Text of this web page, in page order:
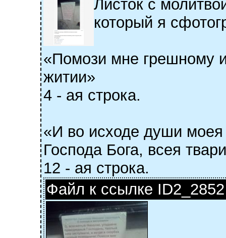
Листок с
который я
«Помози мне грешному
житии»
4 - ая строка.
«И во исходе души
Господа Бога, всея
12 - ая строка.
Файл к ссылке ID2_2852